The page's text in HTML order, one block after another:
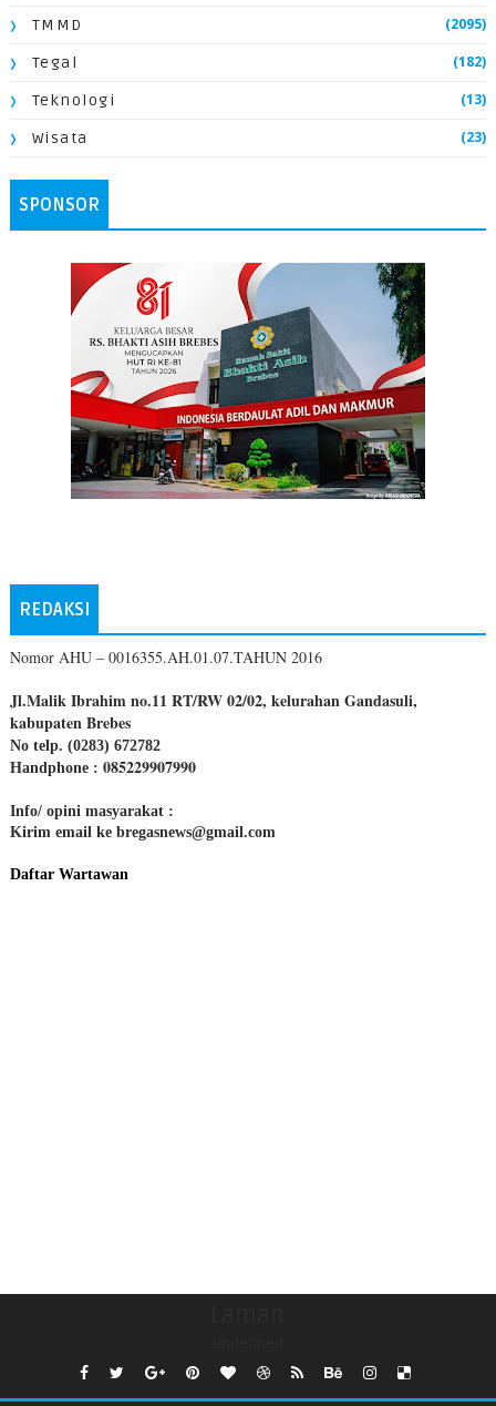
TMMD (2095)
Tegal (182)
Teknologi (13)
Wisata (23)
SPONSOR
REDAKSI
Nomor AHU – 0016355.AH.01.07.TAHUN 2016
Jl.Malik Ibrahim no.11 RT/RW 02/02, kelurahan Gandasuli,
kabupaten Brebes
No telp. (0283) 672782
Handphone : 085229907990
Info/ opini masyarakat :
Kirim email ke bregasnews@gmail.com
Daftar Wartawan